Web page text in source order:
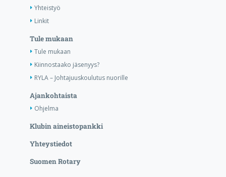
Yhteistyö
Linkit
Tule mukaan
Tule mukaan
Kiinnostaako jäsenyys?
RYLA – Johtajuuskoulutus nuorille
Ajankohtaista
Ohjelma
Klubin aineistopankki
Yhteystiedot
Suomen Rotary